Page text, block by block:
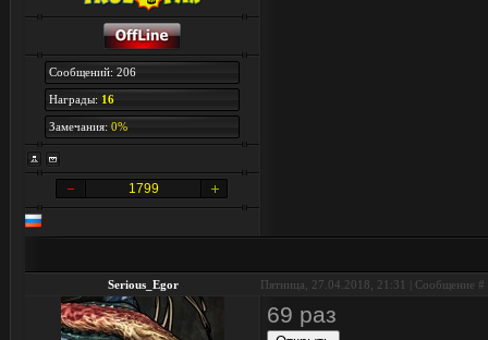
Сообщений: 206
Награды: 16
Замечания: 0%
1799
Serious_Egor Пятница, 27.04.2018, 21:31 | Сообщение #
69 раз